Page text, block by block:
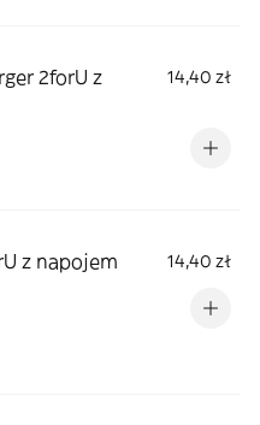
2forU z
14,40 zł
z napojem 14,40 zł